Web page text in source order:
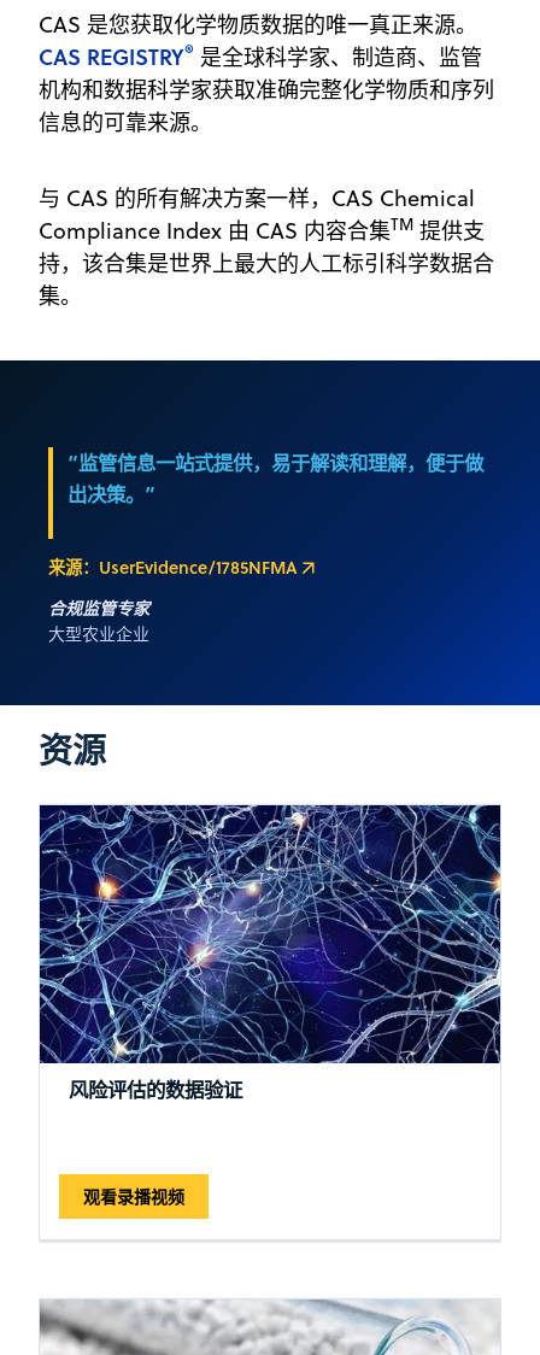
CAS 是您获取化学物质数据的唯一真正来源。
CAS REGISTRY® 是全球科学家、制造商、监管
机构和数据科学家获取准确完整化学物质和序列
信息的可靠来源。
与 CAS 的所有解决方案一样，CAS Chemical
Compliance Index 由 CAS 内容合集TM 提供支
持，该合集是世界上最大的人工标引科学数据合
集。
“监管信息一站式提供，易于解读和理解，便于做
出决策。”
来源：UserEvidence/1785NFMA
合规监管专家
大型农业企业
资源
风险评估的数据验证
观看录播视频